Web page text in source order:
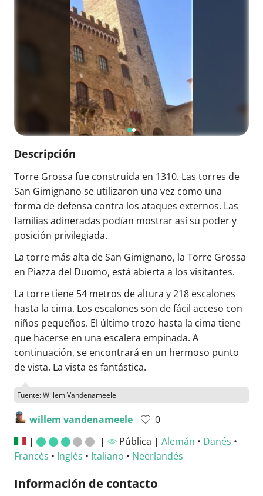
Descripción
Torre Grossa fue construida en 1310. Las torres de
San Gimignano se utilizaron una vez como una
forma de defensa contra los ataques externos. Las
familias adineradas podían mostrar así su poder y
posición privilegiada.
La torre más alta de San Gimignano, la Torre Grossa
en Piazza del Duomo, está abierta a los visitantes.
La torre tiene 54 metros de altura y 218 escalones
hasta la cima. Los escalones son de fácil acceso con
niños pequeños. El último trozo hasta la cima tiene
que hacerse en una escalera empinada. A
continuación, se encontrará en un hermoso punto
de vista. La vista es fantástica.
Fuente: Willem Vandenameele
willem vandenameele
0
|
| Pública | Alemán • Danés •
Francés • Inglés • Italiano • Neerlandés
Información de contacto